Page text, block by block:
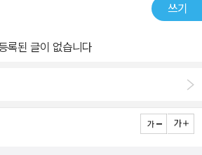
쓰기
록된 글이 없습니다